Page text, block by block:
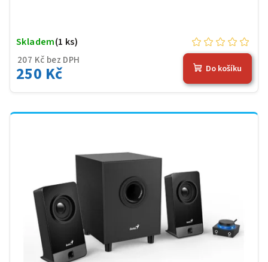
207 Kč bez DPH
250 Kč
Skladem(1 ks)
Do košíku